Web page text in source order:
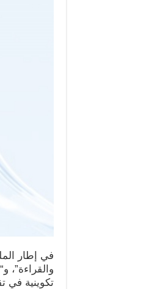
في إطار
والقراءة”،
تكوينية في